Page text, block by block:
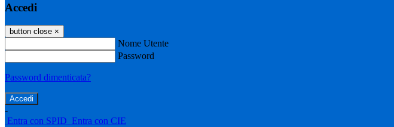
Accedi
button close ×
Nome Utente
Password
Password dimenticata?
-
Entra con SPID Entra con CIE